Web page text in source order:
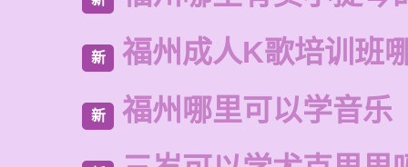
新 福州成人K歌培训班
新 福州哪里可以学音乐